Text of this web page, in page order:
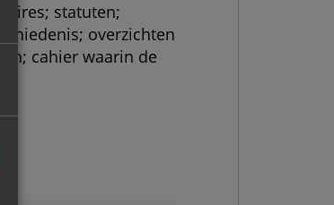
statuten;
overzichten
cahier waarin de